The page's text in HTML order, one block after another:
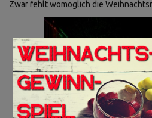
Zwar fehlt womöglich die